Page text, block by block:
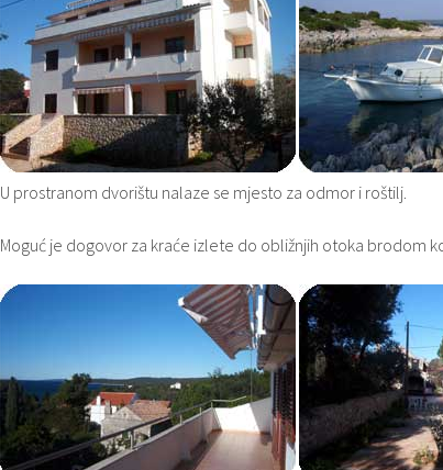
U prostranom dvorištu nalaze se mjesto za odmor i roštilj.
Moguć je dogovor za kraće izlete do obližnjih otoka brodom